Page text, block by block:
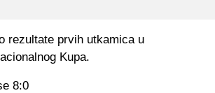
rezultate prvih utkamica u
Kupa.
8:0